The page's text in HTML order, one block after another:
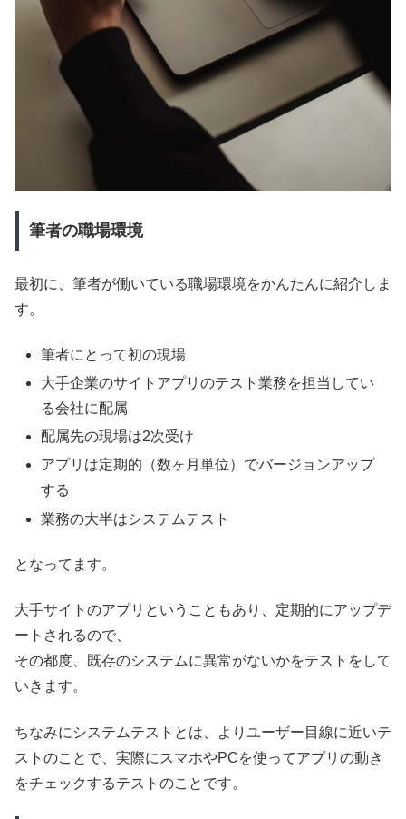
筆者の職場環境
最初に、筆者が働いている職場環境をかんたんに紹介しま
す。
筆者にとって初の現場
大手企業のサイトアプリのテスト業務を担当してい
る会社に配属
配属先の現場は2次受け
アプリは定期的（数ヶ月単位）でバージョンアップ
する
業務の大半はシステムテスト
となってます。
大手サイトのアプリということもあり、定期的にアップデ
ートされるので、
その都度、既存のシステムに異常がないかをテストをして
いきます。
ちなみにシステムテストとは、よりユーザー目線に近いテ
ストのことで、実際にスマホやPCを使ってアプリの動き
をチェックするテストのことです。